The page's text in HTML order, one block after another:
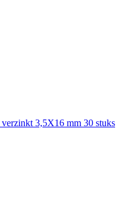
3,5X16 mm 30 stuks